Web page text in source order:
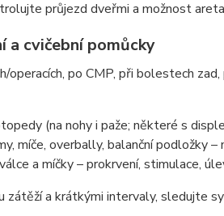
průjezd dveřmi a možnost
a cvičební pomůcky
operacích, po CMP, při bolestech
(na nohy i paže; některé s
míče, overbally, balanční podložky
a míčky – prokrvení, stimulace,
zátěží a krátkými intervaly, sledujte